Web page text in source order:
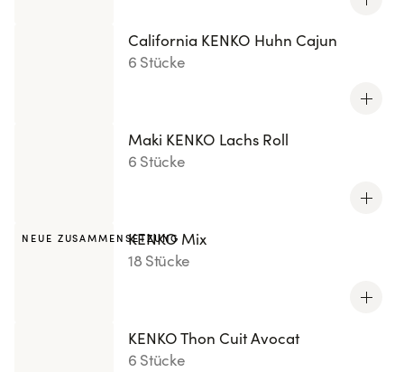
California KENKO Huhn Cajun
6 Stücke
Maki KENKO Lachs Roll
6 Stücke
NEUE ZUSAMMENSETZUNG
KENKO Mix
18 Stücke
KENKO Thon Cuit Avocat
6 Stücke